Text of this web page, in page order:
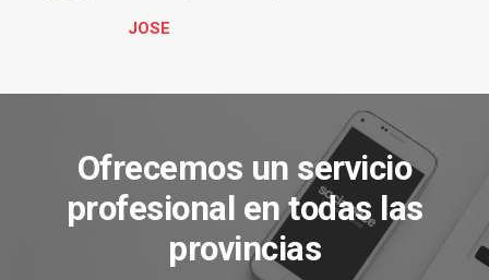
JOSE
Ofrecemos un servicio
profesional en todas las
provincias